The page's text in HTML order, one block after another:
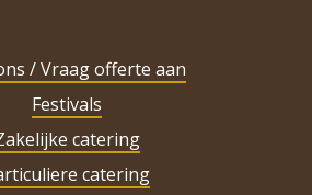
/ Vraag offerte aan
Festivals
catering
catering